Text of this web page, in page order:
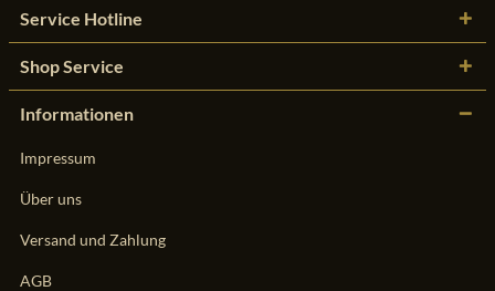
Service Hotline
Shop Service
Informationen
Impressum
Über uns
Versand und Zahlung
AGB